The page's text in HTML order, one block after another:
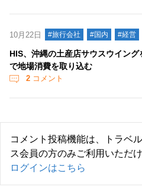
10月22日 #旅行会社 #国内 #経営
HIS、沖縄の土産店サウスウイン
で地場消費を取り込む
2 コメント
コメント投稿機能は、トラベ
ス会員の方のみご利用いただけ
ログインはこちら